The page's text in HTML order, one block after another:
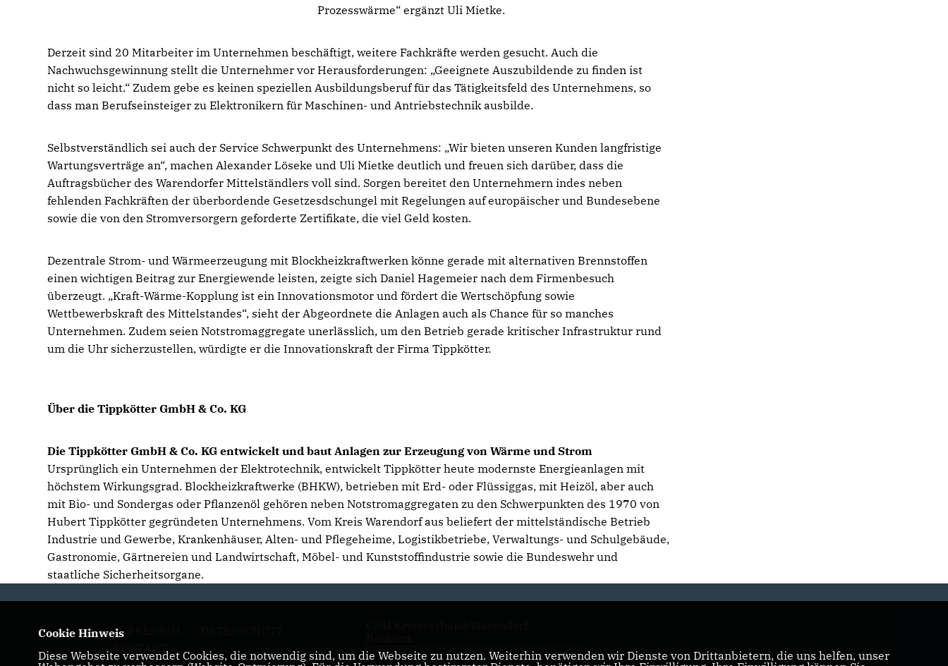
Prozesswärme“ ergänzt Uli Mietke.
Derzeit sind 20 Mitarbeiter im Unternehmen beschäftigt, weitere Fachkräfte werden gesucht. Auch die
Nachwuchsgewinnung stellt die Unternehmer vor Herausforderungen: „Geeignete Auszubildende zu finden ist
nicht so leicht.“ Zudem gebe es keinen speziellen Ausbildungsberuf für das Tätigkeitsfeld des Unternehmens, so
dass man Berufseinsteiger zu Elektronikern für Maschinen- und Antriebstechnik ausbilde.
Selbstverständlich sei auch der Service Schwerpunkt des Unternehmens: „Wir bieten unseren Kunden langfristige
Wartungsverträge an“, machen Alexander Löseke und Uli Mietke deutlich und freuen sich darüber, dass die
Auftragsbücher des Warendorfer Mittelständlers voll sind. Sorgen bereitet den Unternehmern indes neben
fehlenden Fachkräften der überbordende Gesetzesdschungel mit Regelungen auf europäischer und Bundesebene
sowie die von den Stromversorgern geforderte Zertifikate, die viel Geld kosten.
Dezentrale Strom- und Wärmeerzeugung mit Blockheizkraftwerken könne gerade mit alternativen Brennstoffen
einen wichtigen Beitrag zur Energiewende leisten, zeigte sich Daniel Hagemeier nach dem Firmenbesuch
überzeugt. „Kraft-Wärme-Kopplung ist ein Innovationsmotor und fördert die Wertschöpfung sowie
Wettbewerbskraft des Mittelstandes“, sieht der Abgeordnete die Anlagen auch als Chance für so manches
Unternehmen. Zudem seien Notstromaggregate unerlässlich, um den Betrieb gerade kritischer Infrastruktur rund
um die Uhr sicherzustellen, würdigte er die Innovationskraft der Firma Tippkötter.
Über die Tippkötter GmbH & Co. KG
Die Tippkötter GmbH & Co. KG entwickelt und baut Anlagen zur Erzeugung von Wärme und Strom
Ursprünglich ein Unternehmen der Elektrotechnik, entwickelt Tippkötter heute modernste Energieanlagen mit
höchstem Wirkungsgrad. Blockheizkraftwerke (BHKW), betrieben mit Erd- oder Flüssiggas, mit Heizöl, aber auch
mit Bio- und Sondergas oder Pflanzenöl gehören neben Notstromaggregaten zu den Schwerpunkten des 1970 von
Hubert Tippkötter gegründeten Unternehmens. Vom Kreis Warendorf aus beliefert der mittelständische Betrieb
Industrie und Gewerbe, Krankenhäuser, Alten- und Pflegeheime, Logistikbetriebe, Verwaltungs- und Schulgebäude,
Gastronomie, Gärtnereien und Landwirtschaft, Möbel- und Kunststoffindustrie sowie die Bundeswehr und
staatliche Sicherheitsorgane.
IMPRESSUM
KONTAKT
Cookie Hinweis
Diese Webseite verwendet Cookies, die notwendig sind, um die Webseite zu nutzen. Weiterhin verwenden wir Dienste von Drittanbietern, die uns helfen, unser